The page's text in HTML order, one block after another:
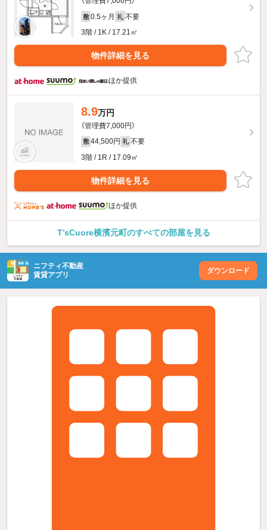
敷 0.5ヶ月 礼 不要
3階 / 1K / 17.21㎡
物件詳細を見る
ほか提供
8.9万円
（管理費7,000円）
敷 44,500円 礼 不要
3階 / 1R / 17.09㎡
物件詳細を見る
ほか提供
T’sCuore横濱元町のすべての部屋を見る
ニフティ不動産
賃貸アプリ
ダウンロード